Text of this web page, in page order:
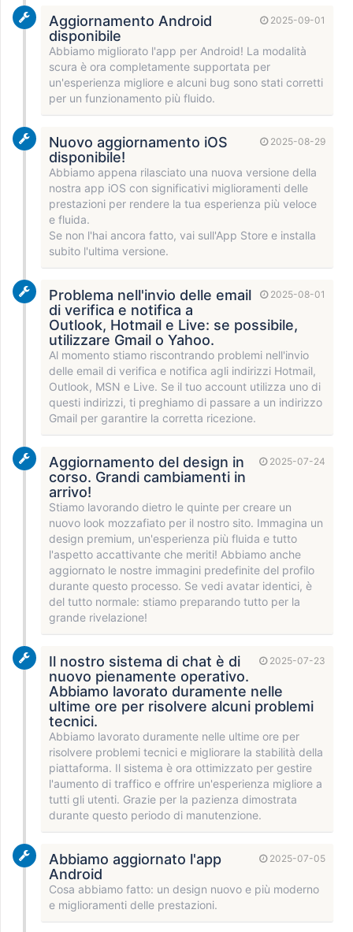
2025-09-01
Aggiornamento Android
disponibile
Abbiamo migliorato l'app per Android! La modalità
scura è ora completamente supportata per
un'esperienza migliore e alcuni bug sono stati corretti
per un funzionamento più fluido.
2025-08-29
Nuovo aggiornamento iOS
disponibile!
Abbiamo appena rilasciato una nuova versione della
nostra app iOS con significativi miglioramenti delle
prestazioni per rendere la tua esperienza più veloce
e fluida.
Se non l'hai ancora fatto, vai sull'App Store e installa
subito l'ultima versione.
2025-08-01
Problema nell'invio delle email
di verifica e notifica a
Outlook, Hotmail e Live: se possibile,
utilizzare Gmail o Yahoo.
Al momento stiamo riscontrando problemi nell'invio
delle email di verifica e notifica agli indirizzi Hotmail,
Outlook, MSN e Live. Se il tuo account utilizza uno di
questi indirizzi, ti preghiamo di passare a un indirizzo
Gmail per garantire la corretta ricezione.
2025-07-24
Aggiornamento del design in
corso. Grandi cambiamenti in
arrivo!
Stiamo lavorando dietro le quinte per creare un
nuovo look mozzafiato per il nostro sito. Immagina un
design premium, un'esperienza più fluida e tutto
l'aspetto accattivante che meriti! Abbiamo anche
aggiornato le nostre immagini predefinite del profilo
durante questo processo. Se vedi avatar identici, è
del tutto normale: stiamo preparando tutto per la
grande rivelazione!
2025-07-23
Il nostro sistema di chat è di
nuovo pienamente operativo.
Abbiamo lavorato duramente nelle
ultime ore per risolvere alcuni problemi
tecnici.
Abbiamo lavorato duramente nelle ultime ore per
risolvere problemi tecnici e migliorare la stabilità della
piattaforma. Il sistema è ora ottimizzato per gestire
l'aumento di traffico e offrire un'esperienza migliore a
tutti gli utenti. Grazie per la pazienza dimostrata
durante questo periodo di manutenzione.
2025-07-05
Abbiamo aggiornato l'app
Android
Cosa abbiamo fatto: un design nuovo e più moderno
e miglioramenti delle prestazioni.